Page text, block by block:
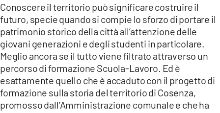
ILREGGINO.IT
COSENZACHANNEL.IT
ILVIBONESE.IT
CATANZAROCHANNEL.IT
LACAPITALENEWS.IT
Conoscere il territorio può significare costruire il
futuro, specie quando si compie lo sforzo di portare il
patrimonio storico della città all’attenzione delle
giovani generazioni e degli studenti in particolare.
Meglio ancora se il tutto viene filtrato attraverso un
percorso di formazione Scuola-Lavoro. Ed è
esattamente quello che è accaduto con il progetto di
formazione sulla storia del territorio di Cosenza,
promosso dall’Amministrazione comunale e che ha